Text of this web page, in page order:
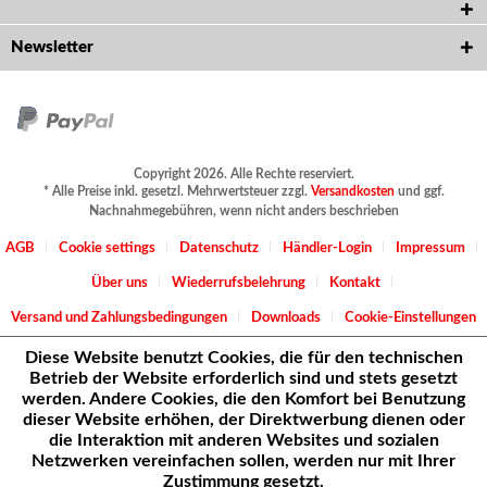
Newsletter
Copyright 2026. Alle Rechte reserviert.
* Alle Preise inkl. gesetzl. Mehrwertsteuer zzgl. Versandkostenund ggf.
Nachnahmegebühren, wenn nicht anders beschrieben
AGB Cookie settings Datenschutz Händler-Login Impressum
Über uns Wiederrufsbelehrung Kontakt
Versand und Zahlungsbedingungen Downloads Cookie-Einstellungen
Diese Website benutzt Cookies, die für den technischen
Betrieb der Website erforderlich sind und stets gesetzt
werden. Andere Cookies, die den Komfort bei Benutzung
dieser Website erhöhen, der Direktwerbung dienen oder
die Interaktion mit anderen Websites und sozialen
Netzwerken vereinfachen sollen, werden nur mit Ihrer
Zustimmung gesetzt.